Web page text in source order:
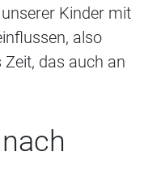
Kinder mit
also
das auch an